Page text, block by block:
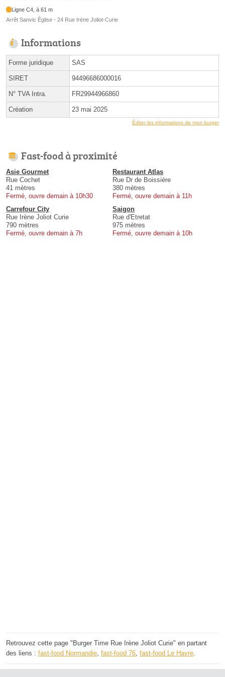
Ligne C4, à 61 m
Arrêt Sanvic Église - 24 Rue Irène Joliot-Curie
Informations
Forme juridique SAS
SIRET 94496686000016
N° TVA Intra. FR29944966860
Création 23 mai 2025
Éditer les informations de mon burger
Fast-food à proximité
Asie Gourmet
Rue Cochet
41 mètres
Fermé, ouvre demain à 10h30
Restaurant Atlas
Rue Dr de Boissière
380 mètres
Fermé, ouvre demain à 11h
Carrefour City
Rue Irène Joliot Curie
790 mètres
Fermé, ouvre demain à 7h
Saigon
Rue d'Etretat
975 mètres
Fermé, ouvre demain à 10h
Retrouvez cette page "Burger Time Rue Irène Joliot Curie" en partant
des liens : fast-food Normandie, fast-food 76, fast-food Le Havre.